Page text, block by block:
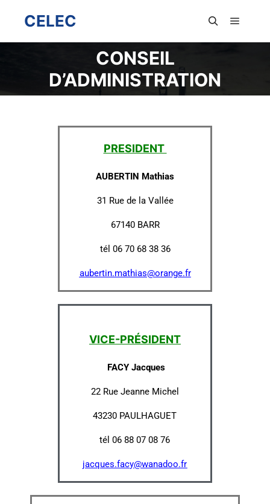
CELEC
CONSEIL
D’ADMINISTRATION
PRESIDENT
AUBERTIN Mathias
31 Rue de la Vallée
67140 BARR
tél 06 70 68 38 36
aubertin.mathias@orange.fr
VICE-PRÉSIDENT
FACY Jacques
22 Rue Jeanne Michel
43230 PAULHAGUET
tél 06 88 07 08 76
jacques.facy@wanadoo.fr